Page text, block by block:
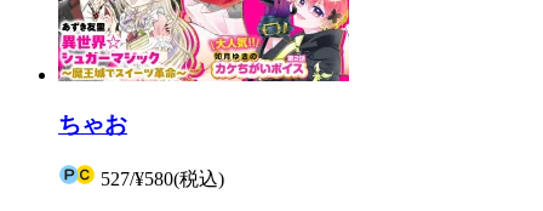
ちゃお
527/¥580(税込)